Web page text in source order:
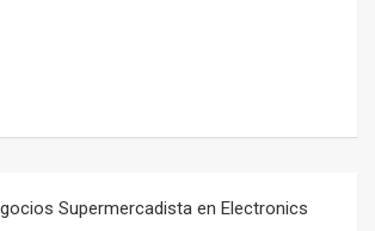
Supermercadista en Electronics